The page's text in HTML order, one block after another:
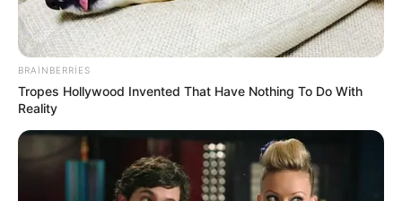
BRAINBERRIES
Tropes Hollywood Invented That Have Nothing To Do With
Reality